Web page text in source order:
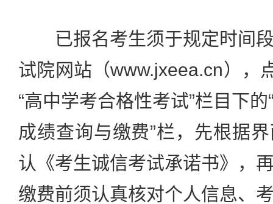
已报名考生须于规定时间段
试院网站（www.jxeea.cn），
“高中学考合格性考试”栏目下
成绩查询与缴费”栏，先根据
认《考生诚信考试承诺书》，
缴费前须认真核对个人信息、